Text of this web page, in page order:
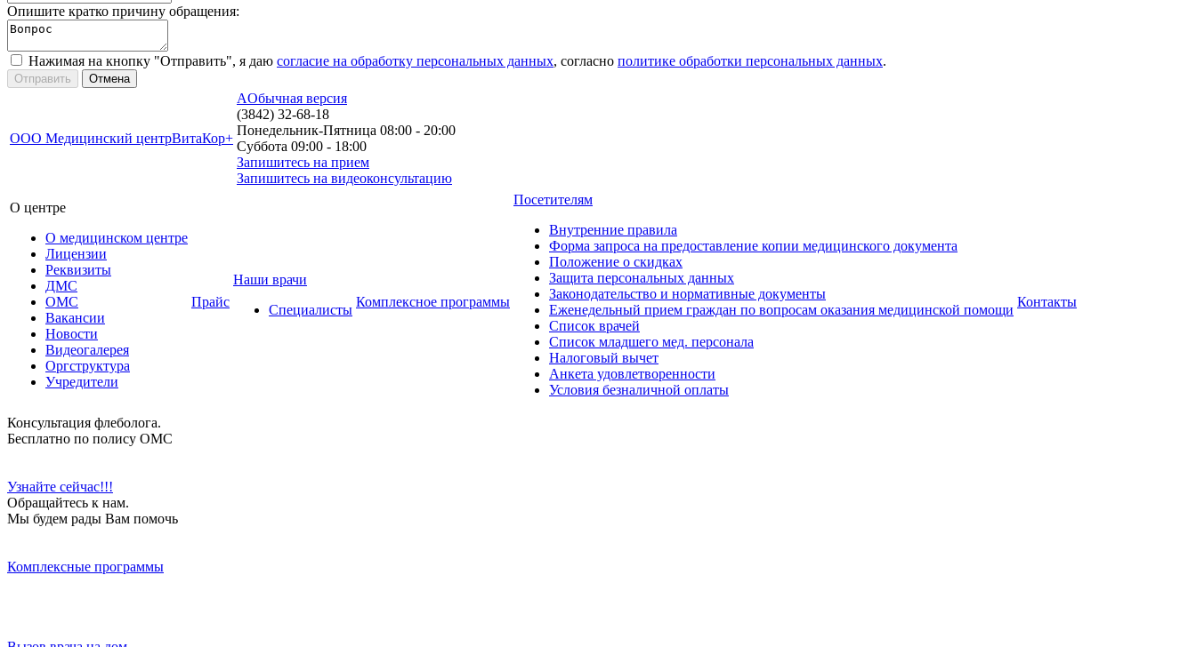
Опишите кратко причину обращения:
Нажимая на кнопку "Отправить", я даю согласие на обработку персональных данных, согласно политике обработки персональных данных.
ООО Медицинский центрВитаКор+
AОбычная версия
(3842) 32-68-18
Понедельник-Пятница 08:00 - 20:00
Суббота 09:00 - 18:00
Запишитесь на прием
Запишитесь на видеоконсультацию
О центре
О медицинском центре
Лицензии
Реквизиты
ДМС
ОМС
Вакансии
Новости
Видеогалерея
Оргструктура
Учредители
Прайс
Наши врачи
Специалисты
Комплексное программы
Посетителям
Внутренние правила
Форма запроса на предоставление копии медицинского документа
Положение о скидках
Защита персональных данных
Законодательство и нормативные документы
Еженедельный прием граждан по вопросам оказания медицинской помощи
Список врачей
Список младшего мед. персонала
Налоговый вычет
Анкета удовлетворенности
Условия безналичной оплаты
Контакты
Консультация флеболога.
Бесплатно по полису ОМС
Узнайте сейчас!!!
Обращайтесь к нам.
Мы будем рады Вам помочь
Комплексные программы